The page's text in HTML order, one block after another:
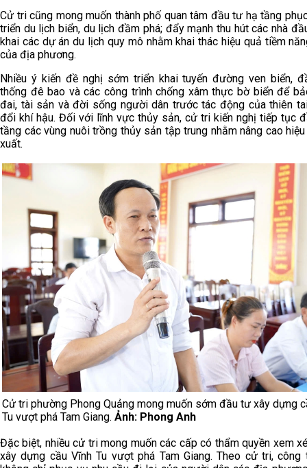
Cử tri cũng mong muốn thành phố quan tâm đầu tư hạ tầng
triển du lịch biển, du lịch đầm phá; đẩy mạnh thu hút các nhà
khai các dự án du lịch quy mô nhằm khai thác hiệu quả tiềm
của địa phương.
Nhiều ý kiến đề nghị sớm triển khai tuyến đường ven biển,
thống đê bao và các công trình chống xâm thực bờ biển để
đai, tài sản và đời sống người dân trước tác động của thiên
đổi khí hậu. Đối với lĩnh vực thủy sản, cử tri kiến nghị tiếp tục
tầng các vùng nuôi trồng thủy sản tập trung nhằm nâng cao
xuất.
Cử tri phường Phong Quảng mong muốn sớm đầu tư xây dựng
Tu vượt phá Tam Giang. Ảnh: Phong Anh
Đặc biệt, nhiều cử tri mong muốn các cấp có thẩm quyền xem
xây dựng cầu Vĩnh Tu vượt phá Tam Giang. Theo cử tri, công